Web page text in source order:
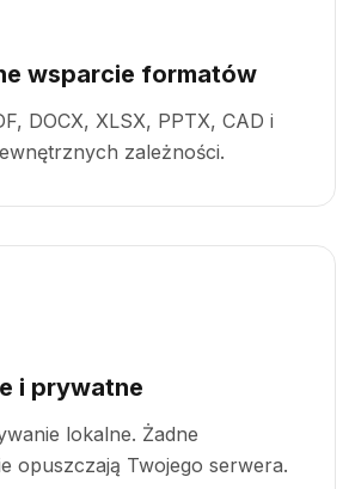
wsparcie formatów
DOCX, XLSX, PPTX, CAD i
zależności.
i prywatne
lokalne. Żadne
opuszczają Twojego serwera.